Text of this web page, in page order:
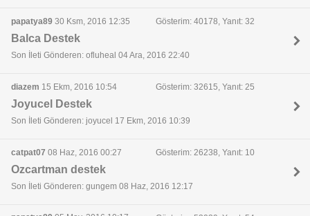
papatya89 30 Ksm, 2016 12:35 Gösterim: 40178, Yanıt: 32
Balca Destek
Son İleti Gönderen: ofluheal 04 Ara, 2016 22:40
diazem 15 Ekm, 2016 10:54 Gösterim: 32615, Yanıt: 25
Joyucel Destek
Son İleti Gönderen: joyucel 17 Ekm, 2016 10:39
catpat07 08 Haz, 2016 00:27 Gösterim: 26238, Yanıt: 10
Ozcartman destek
Son İleti Gönderen: gungem 08 Haz, 2016 12:17